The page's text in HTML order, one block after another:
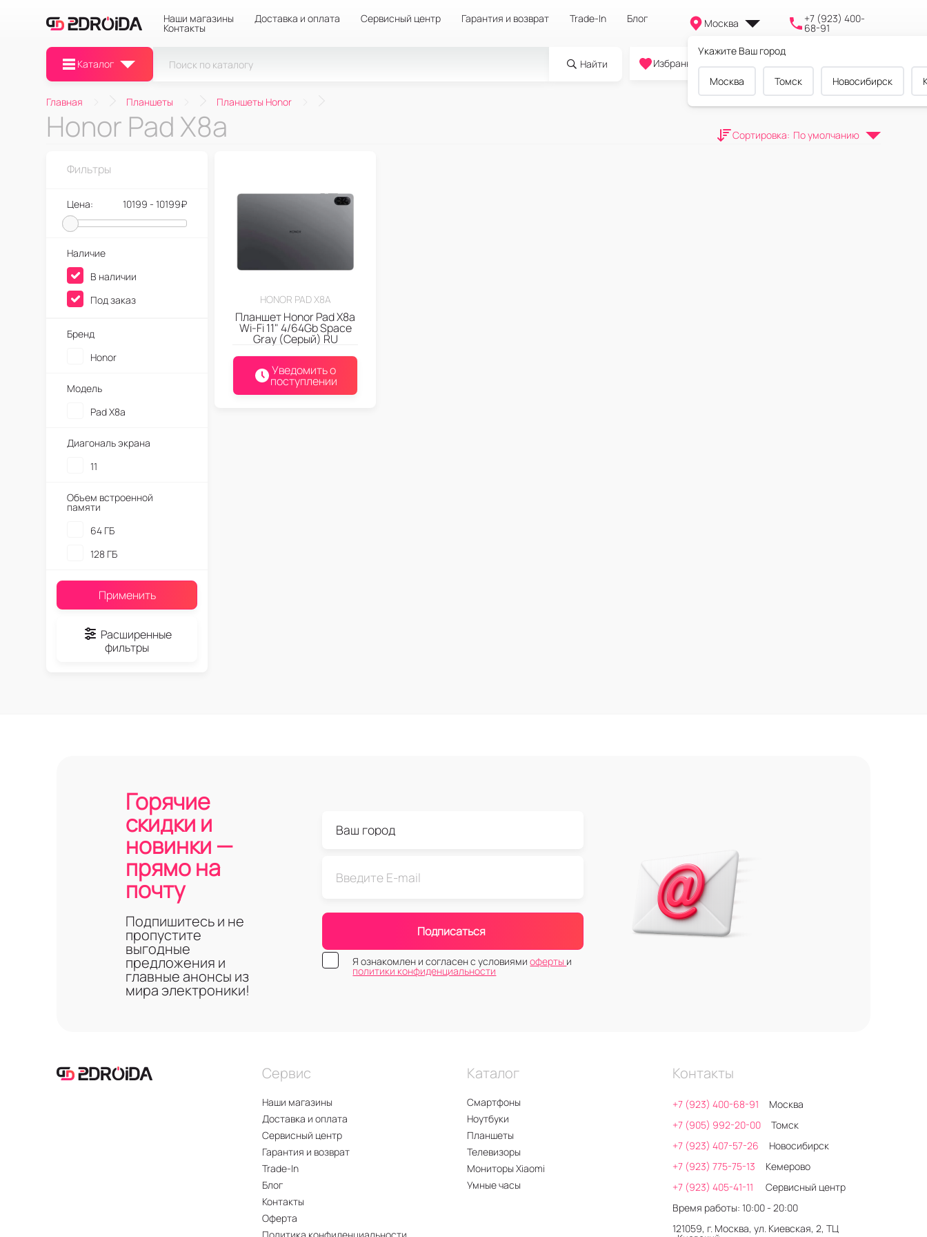
Наши магазины Доставка и оплата Сервисный центр Гарантия и возврат Trade-In Блог
Контакты Москва
Укажите Ваш город
Москва Томск Новосибирск
+7 (923) 400-
68-91
Каталог Найти
0
Избранное Cравнение Корзина
Главная Планшеты Планшеты Honor
Honor Pad X8a Сортировка: По умолчанию
HONOR PAD X8A
Планшет Honor Pad X8a
Wi-Fi 11" 4/64Gb Space
Gray (Серый) RU
Уведомить о
поступлении
Фильтры
Цена: 10199 - 10199₽
Наличие
В наличии
Под заказ
Бренд
Honor
Модель
Pad X8a
Диагональ экрана
11
Объем встроенной
памяти
64 ГБ
128 ГБ
Применить
Расширенные
фильтры
Горячие
скидки и
новинки —
прямо на
почту
Подпишитесь и не
пропустите
выгодные
предложения и
главные анонсы из
мира электроники!
Подписаться
Я ознакомлен и согласен с условиямиоферты и
политики конфиденциальности
Сервис
Наши магазины
Доставка и оплата
Сервисный центр
Гарантия и возврат
Trade-In
Блог
Контакты
Оферта
Политика конфиденциальности
Каталог
Смартфоны
Ноутбуки
Планшеты
Телевизоры
Мониторы Xiaomi
Умные часы
Контакты
+7 (923) 400-68-91
Москва
+7 (905) 992-20-00
Томск
+7 (923) 407-57-26
Новосибирск
+7 (923) 775-75-13
Кемерово
+7 (923) 405-41-11
Сервисный центр
Время работы: 10:00 - 20:00
121059, г. Москва, ул. Киевская, 2, ТЦ